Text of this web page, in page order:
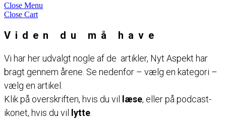
Close Menu
Close Cart
Viden du må have
Vi har her udvalgt nogle af de artikler, Nyt Aspekt har
bragt gennem årene. Se nedenfor – vælg en kategori –
vælg en artikel.
Klik på overskriften, hvis du vil læse, eller på podcast-
ikonet, hvis du vil lytte